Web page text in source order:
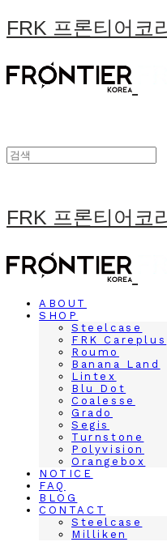
FRK 프론티어코
FRK 프론티어코
ABOUT
SHOP
Steelcase
FRK Careplus
Roumo
Banana Land
Lintex
Blu Dot
Coalesse
Grado
Segis
Turnstone
Polyvision
Orangebox
NOTICE
FAQ
BLOG
CONTACT
Steelcase
Milliken